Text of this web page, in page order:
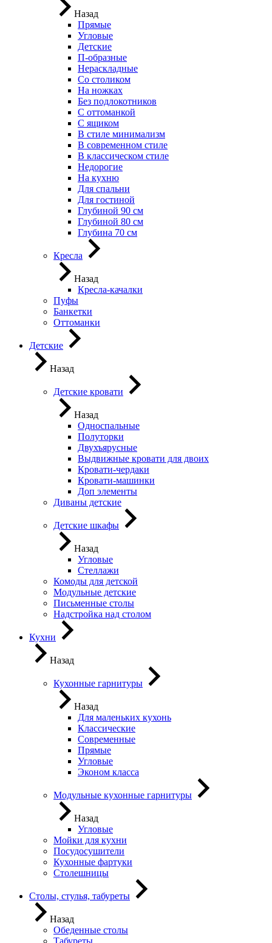
Назад
Прямые
Угловые
Детские
П-образные
Нераскладные
Со столиком
На ножках
Без подлокотников
С оттоманкой
С ящиком
В стиле минимализм
В современном стиле
В классическом стиле
Недорогие
На кухню
Для спальни
Для гостиной
Глубиной 90 см
Глубиной 80 см
Глубина 70 см
Кресла
Назад
Кресла-качалки
Пуфы
Банкетки
Оттоманки
Детские
Назад
Детские кровати
Назад
Односпальные
Полуторки
Двухъярусные
Выдвижные кровати для двоих
Кровати-чердаки
Кровати-машинки
Доп элементы
Диваны детские
Детские шкафы
Назад
Угловые
Стеллажи
Комоды для детской
Модульные детские
Письменные столы
Надстройка над столом
Кухни
Назад
Кухонные гарнитуры
Назад
Для маленьких кухонь
Классические
Современные
Прямые
Угловые
Эконом класса
Модульные кухонные гарнитуры
Назад
Угловые
Мойки для кухни
Посудосушители
Кухонные фартуки
Столешницы
Столы, стулья, табуреты
Назад
Обеденные столы
Табуреты